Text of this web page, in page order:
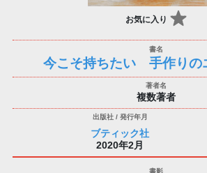
お気に入り
今こそ持ちたい 手作りの
複数著者
ブティック社
2020年2月